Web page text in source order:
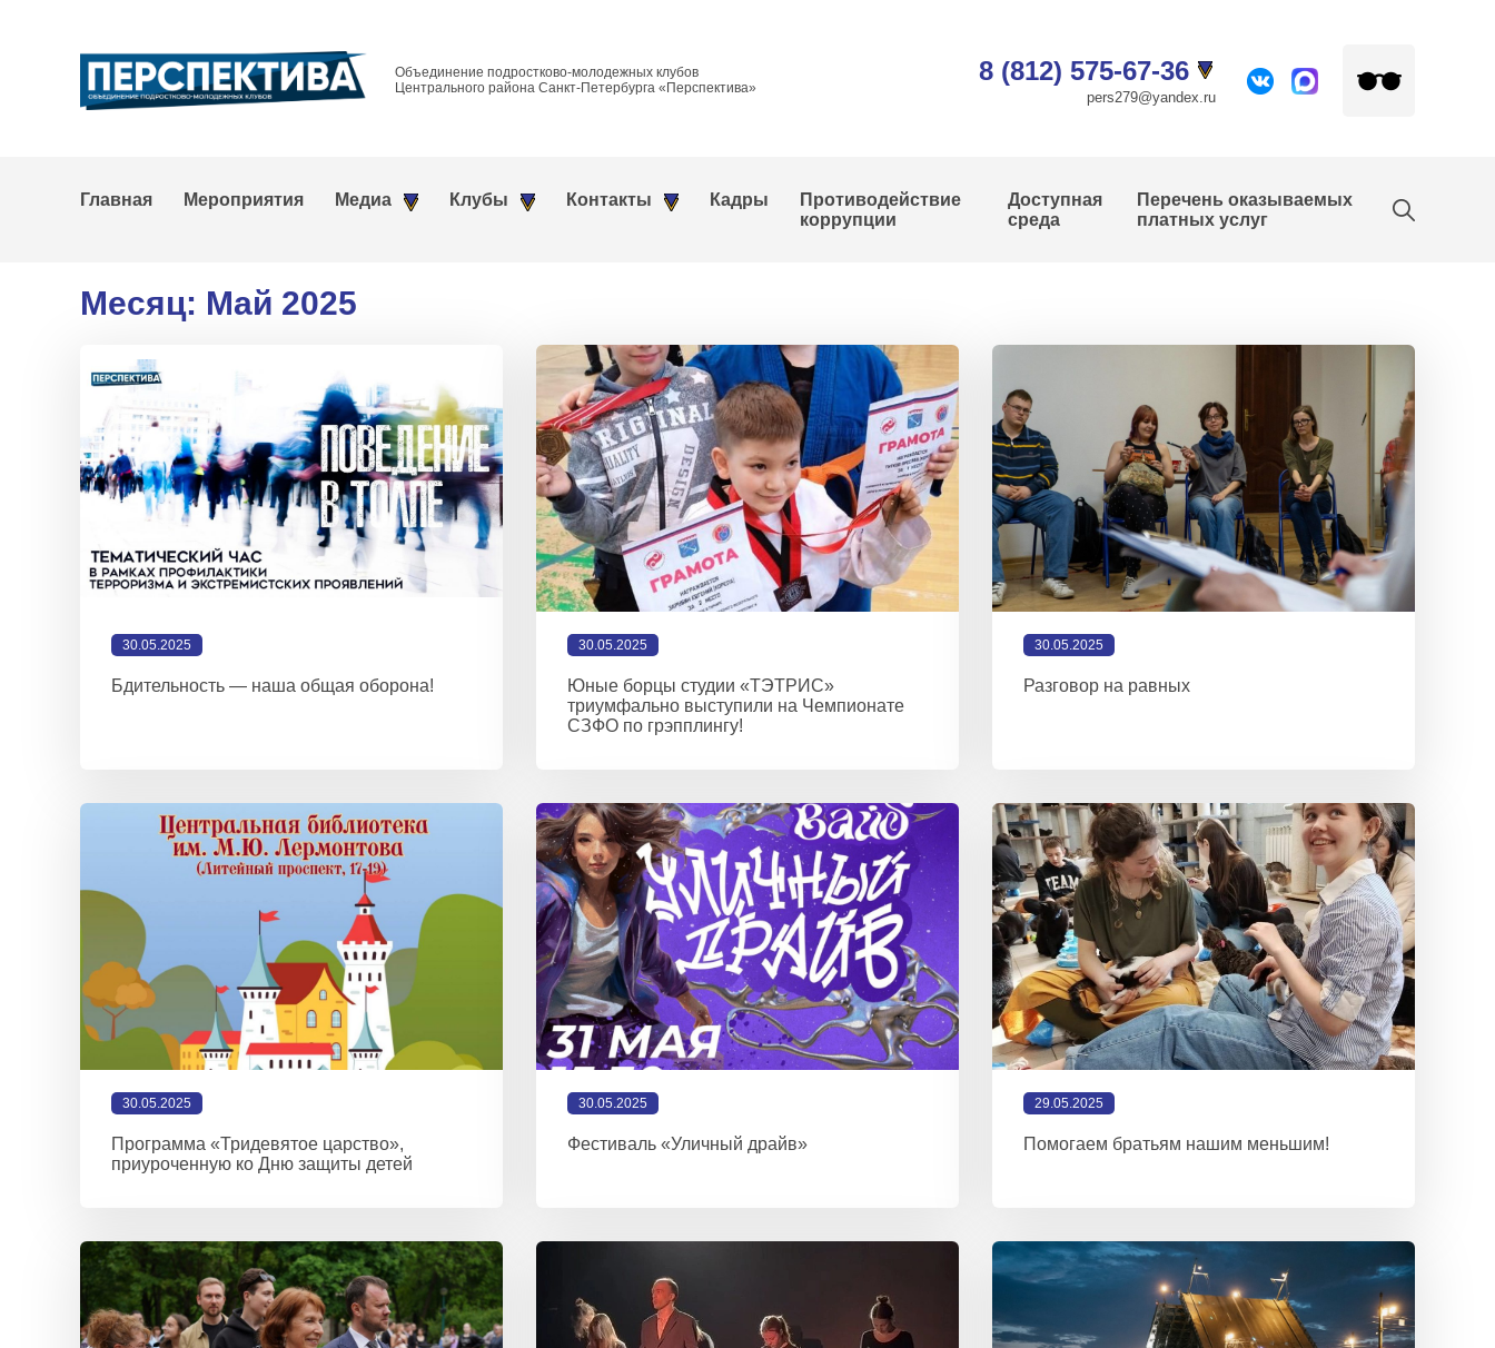
Объединение подростково-молодежных клубов
Центрального района Санкт-Петербурга «Перспектива»
8 (812) 575-67-36
pers279@yandex.ru
Главная Мероприятия Медиа Клубы Контакты Кадры
Противодействие
коррупции
Доступная
среда
Перечень оказываемых
платных услуг
Месяц: Май 2025
Бдительность — наша общая оборона!
30.05.2025
Юные борцы студии «ТЭТРИС»
триумфально выступили на Чемпионате
СЗФО по грэпплингу!
30.05.2025
Разговор на равных
30.05.2025
Программа «Тридевятое царство»,
приуроченную ко Дню защиты детей
30.05.2025
Фестиваль «Уличный драйв»
30.05.2025
Помогаем братьям нашим меньшим!
29.05.2025